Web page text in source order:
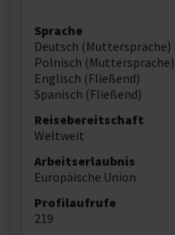
Sprache
Deutsch (Muttersprache)
Polnisch (Muttersprache)
Englisch (Fließend)
Spanisch (Fließend)
Reisebereitschaft
Weltweit
Arbeitserlaubnis
Europäische Union
Profilaufrufe
219